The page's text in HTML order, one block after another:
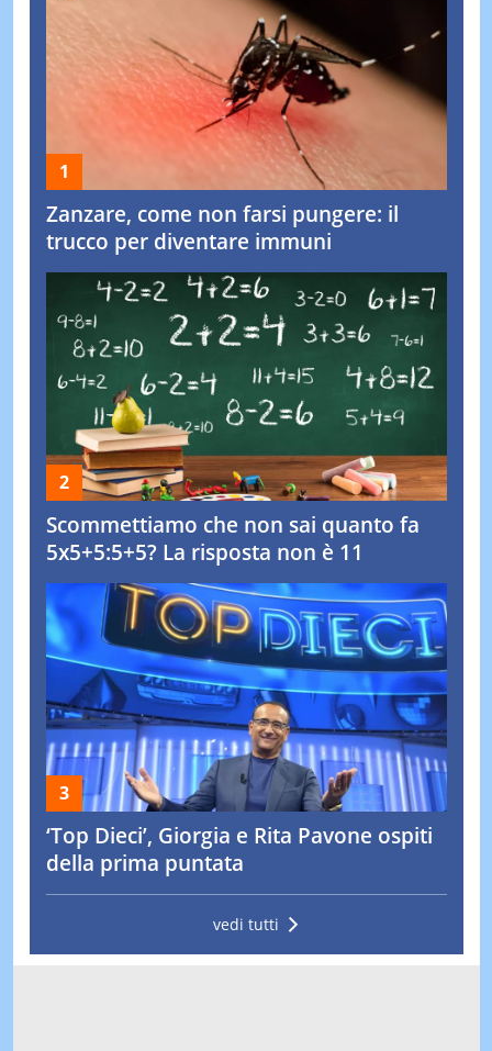
Zanzare, come non farsi pungere: il
trucco per diventare immuni
Scommettiamo che non sai quanto fa
5x5+5:5+5? La risposta non è 11
‘Top Dieci’, Giorgia e Rita Pavone ospiti
della prima puntata
vedi tutti